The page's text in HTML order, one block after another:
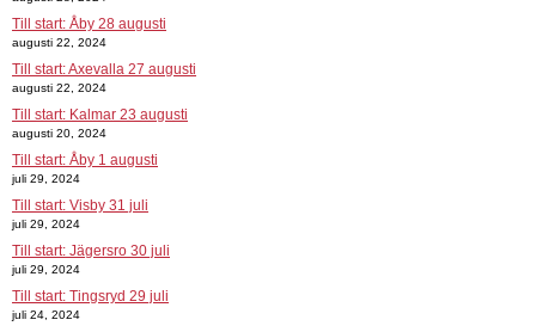
Till start: Åby 28 augusti
augusti 22, 2024
Till start: Axevalla 27 augusti
augusti 22, 2024
Till start: Kalmar 23 augusti
augusti 20, 2024
Till start: Åby 1 augusti
juli 29, 2024
Till start: Visby 31 juli
juli 29, 2024
Till start: Jägersro 30 juli
juli 29, 2024
Till start: Tingsryd 29 juli
juli 24, 2024